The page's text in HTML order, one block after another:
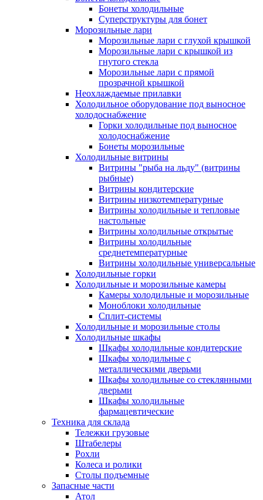
Бонеты холодильные
Суперструктуры для бонет
Морозильные лари
Морозильные лари с глухой крышкой
Морозильные лари с крышкой из
гнутого стекла
Морозильные лари с прямой
прозрачной крышкой
Неохлаждаемые прилавки
Холодильное оборудование под выносное
холодоснабжение
Горки холодильные под выносное
холодоснабжение
Бонеты морозильные
Холодильные витрины
Витрины "рыба на льду" (витрины
рыбные)
Витрины кондитерские
Витрины низкотемпературные
Витрины холодильные и тепловые
настольные
Витрины холодильные открытые
Витрины холодильные
среднетемпературные
Витрины холодильные универсальные
Холодильные горки
Холодильные и морозильные камеры
Камеры холодильные и морозильные
Моноблоки холодильные
Сплит-системы
Холодильные и морозильные столы
Холодильные шкафы
Шкафы холодильные кондитерские
Шкафы холодильные с
металлическими дверьми
Шкафы холодильные со стеклянными
дверьми
Шкафы холодильные
фармацевтические
Техника для склада
Тележки грузовые
Штабелеры
Рохли
Колеса и ролики
Столы подъемные
Запасные части
Атол